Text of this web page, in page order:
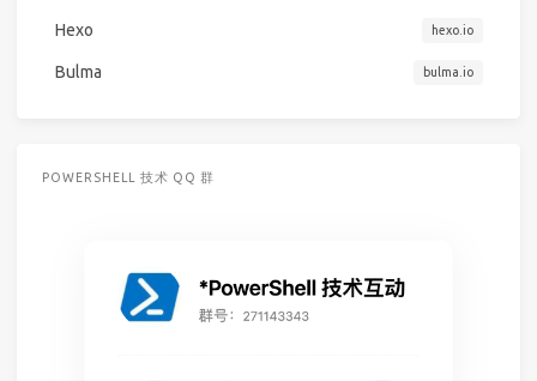
Hexo hexo.io
Bulma bulma.io
POWERSHELL 技术 QQ 群